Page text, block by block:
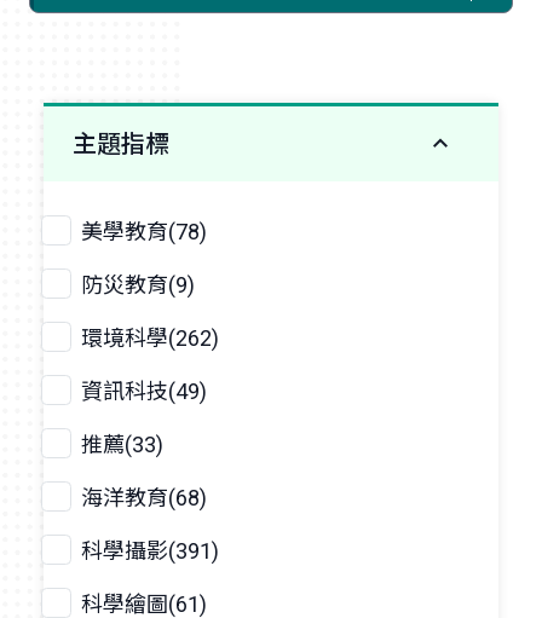
主題指標
美學教育(78)
防災教育(9)
環境科學(262)
資訊科技(49)
推薦(33)
海洋教育(68)
科學攝影(391)
科學繪圖(61)